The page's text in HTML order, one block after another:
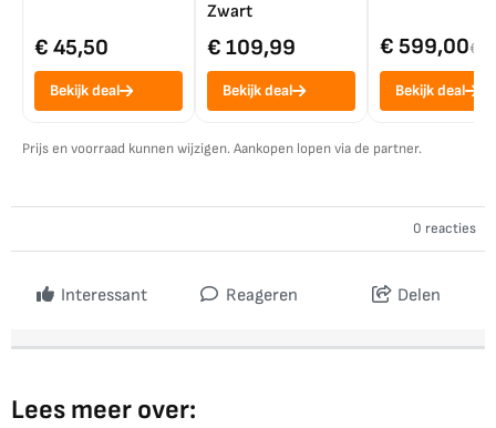
€ 45,50
Bekijk deal
Zwart
€ 109,99
Bekijk deal
€ 599,00€
Bekijk deal
Prijs en voorraad kunnen wijzigen. Aankopen lopen via de partner.
0 reacties
Interessant Reageren Delen
Lees meer over: